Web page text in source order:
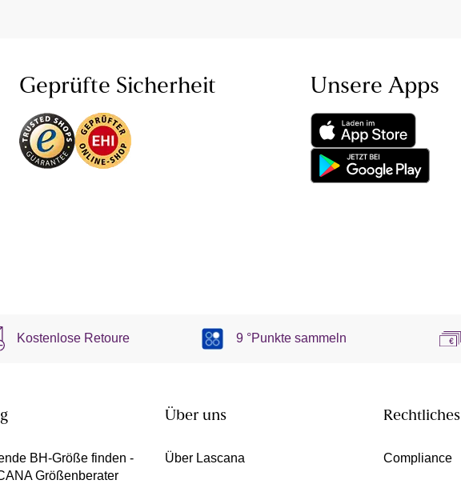
Geprüfte Sicherheit Unsere Apps
Kostenlose Retoure 9 °Punkte sammeln
BH-Größe finden -
Größenberater
Über uns
Über Lascana
Rechtliches
Compliance